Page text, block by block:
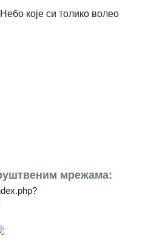
које си толико волео
мрежама: